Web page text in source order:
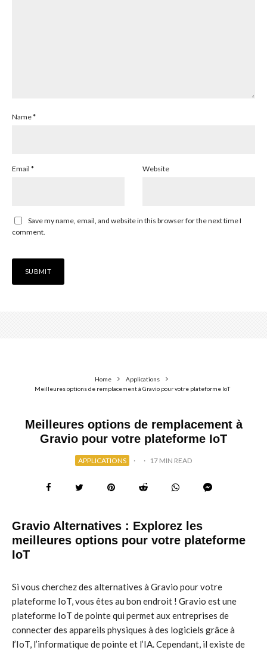
Name*
Email * Website
Save my name, email, and website in this browser for the next time I
comment.
Home
Applications
Meilleures options de remplacement à Gravio pour votre plateforme IoT
Meilleures options de remplacement à
Gravio pour votre plateforme IoT
APPLICATIONS · · 17 MIN READ
Gravio Alternatives : Explorez les
meilleures options pour votre plateforme
IoT
Si vous cherchez des alternatives à Gravio pour votre
plateforme IoT, vous êtes au bon endroit ! Gravio est une
plateforme IoT de pointe qui permet aux entreprises de
connecter des appareils physiques à des logiciels grâce à
l’IoT, l’informatique de pointe et l’IA. Cependant, il existe de